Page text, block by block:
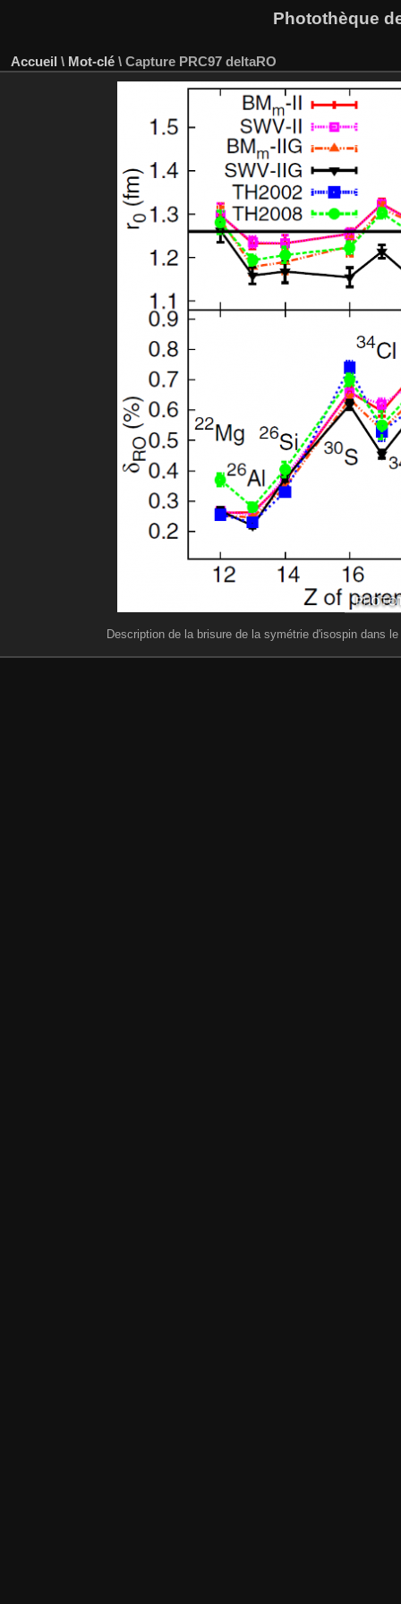
Photothèque
Accueil \ Mot-clé \ Capture PRC97 deltaRO
Description de la brisure de la symétrie d'isospin dans